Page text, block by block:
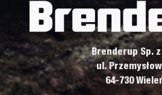
Brenderup Sp. z
ul.
64-730